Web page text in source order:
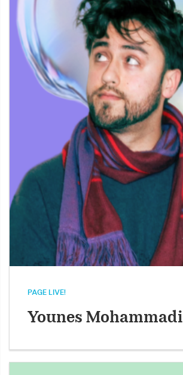
PAGE LIVE!
Younes Mohammadi